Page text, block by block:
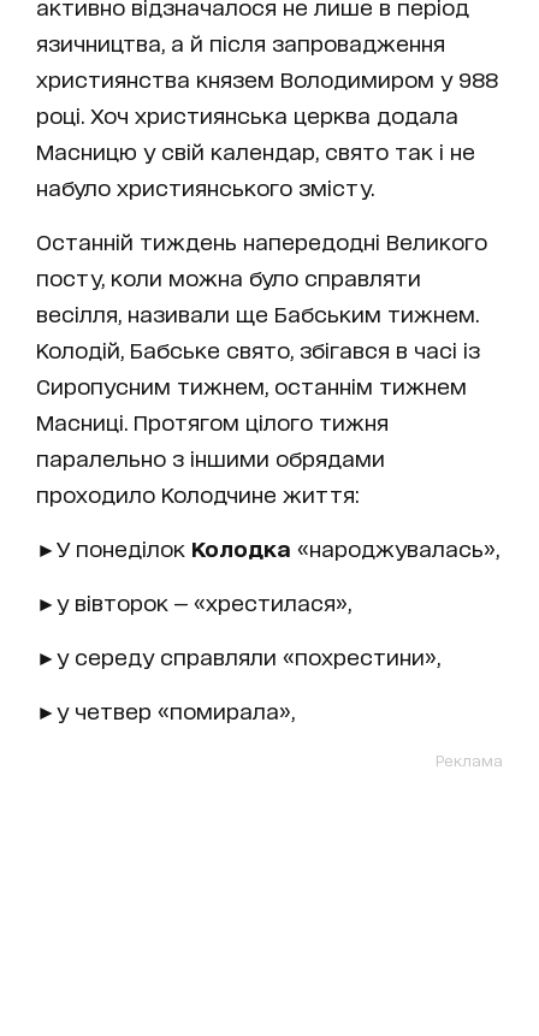
активно відзначалося не лише в період
язичництва, а й після запровадження
християнства князем Володимиром у 988
році. Хоч християнська церква додала
Масницю у свій календар, свято так і не
набуло християнського змісту.
Останній тиждень напередодні Великого
посту, коли можна було справляти
весілля, називали ще Бабським тижнем.
Колодій, Бабське свято, збігався в часі із
Сиропусним тижнем, останнім тижнем
Масниці. Протягом цілого тижня
паралельно з іншими обрядами
проходило Колодчине життя:
►У понеділок Колодка «народжувалась»,
►у вівторок — «хрестилася»,
►у середу справляли «похрестини»,
►у четвер «помирала»,
Реклама